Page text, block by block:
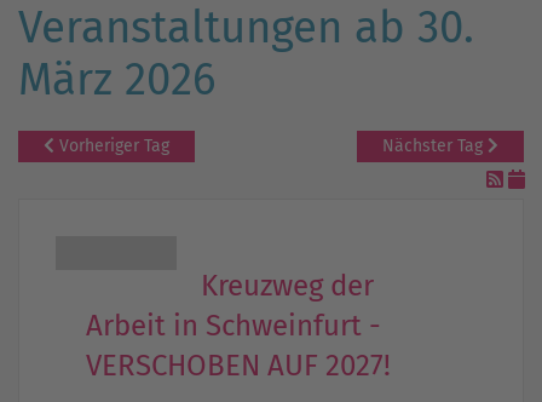
Veranstaltungen ab 30.
März 2026
Vorheriger Tag Nächster Tag
Kreuzweg der
Arbeit in Schweinfurt -
VERSCHOBEN AUF 2027!